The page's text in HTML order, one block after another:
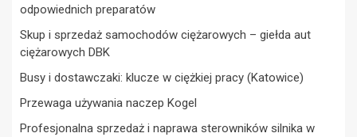
odpowiednich preparatów
Skup i sprzedaż samochodów ciężarowych – giełda aut
ciężarowych DBK
Busy i dostawczaki: klucze w ciężkiej pracy (Katowice)
Przewaga używania naczep Kogel
Profesjonalna sprzedaż i naprawa sterowników silnika w